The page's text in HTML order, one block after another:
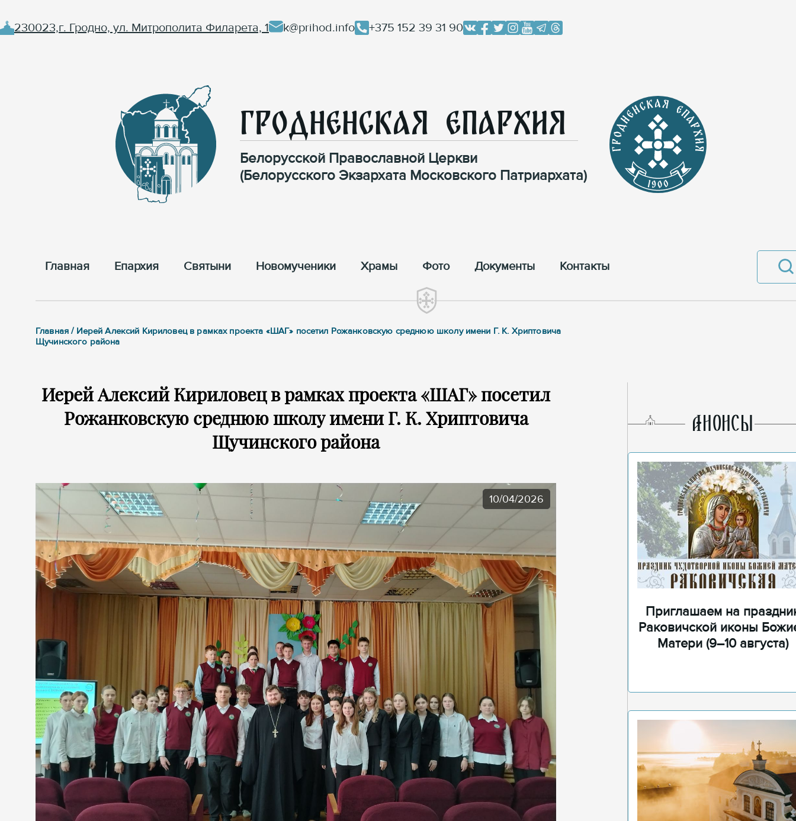
230023,г. Гродно, ул. Митрополита Филарета, 1 k@prihod.info +375 152 39 31 90
Гродненская Епархия
Белорусской Православной Церкви
(Белорусского Экзархата Московского Патриархата)
Главная Епархия Cвятыни Новомученики Храмы Фото Документы Контакты
Главная / Иерей Алексий Кириловец в рамках проекта «ШАГ» посетил Рожанковскую среднюю школу имени Г. К. Хриптовича
Щучинского района
Иерей Алексий Кириловец в рамках проекта «ШАГ» посетил
Рожанковскую среднюю школу имени Г. К. Хриптовича
Щучинского района
10/04/2026
AНОНСЫ
Приглашаем на
Раковичской иконы
Матери (9–10 августа)